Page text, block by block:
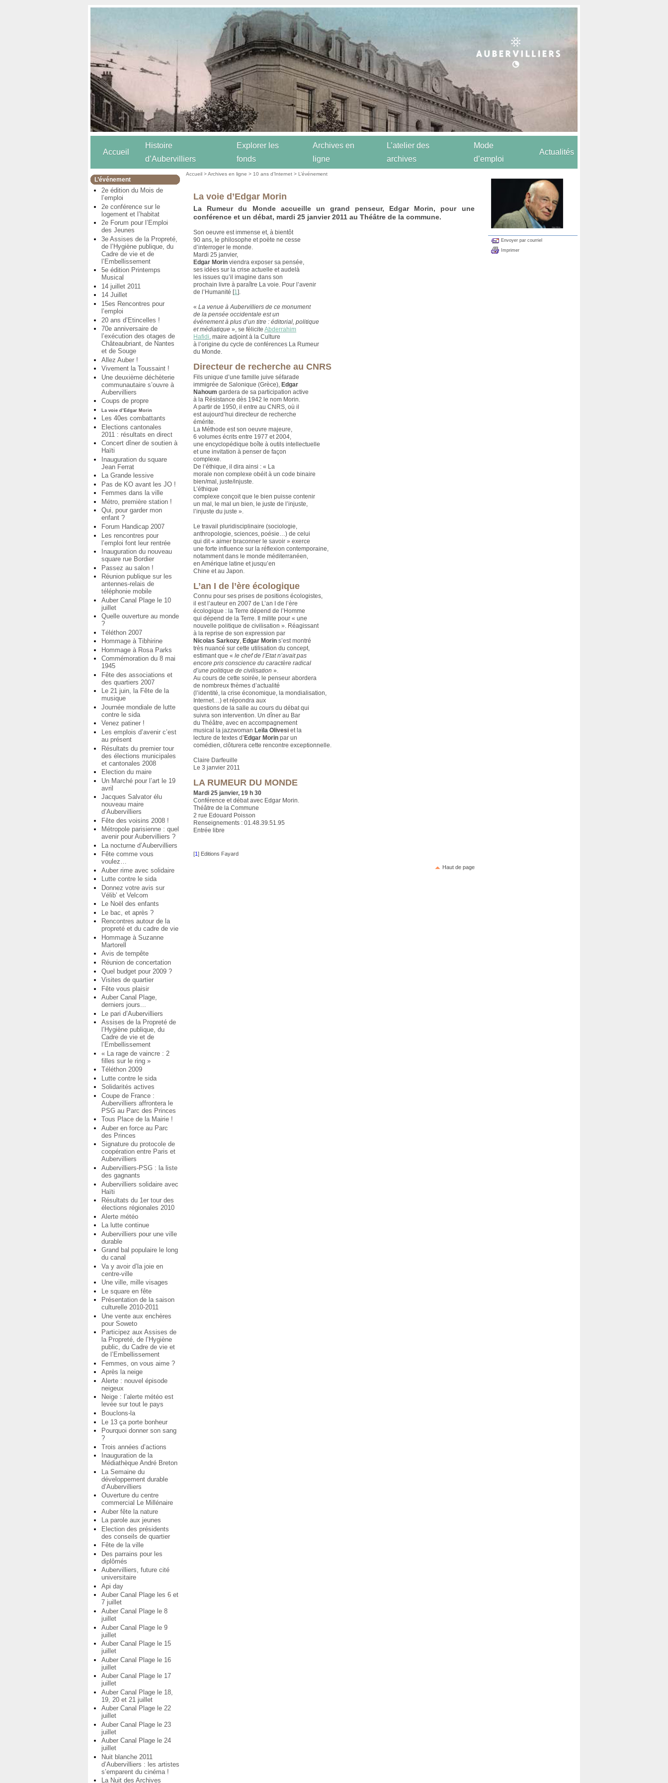
Accueil
Histoire
d’Aubervilliers
Explorer les
fonds
Archives en
ligne
L’atelier des
archives
Mode
d’emploi
Actualités
L’événement
2e édition du Mois de
l’emploi
2e conférence sur le
logement et l’habitat
2e Forum pour l’Emploi
des Jeunes
3e Assises de la Propreté,
de l’Hygiène publique, du
Cadre de vie et de
l’Embellissement
5e édition Printemps
Musical
14 juillet 2011
14 Juillet
15es Rencontres pour
l’emploi
20 ans d’Etincelles !
70e anniversaire de
l’exécution des otages de
Châteaubriant, de Nantes
et de Souge
Allez Auber !
Vivement la Toussaint !
Une deuxième déchèterie
communautaire s’ouvre à
Aubervilliers
Coups de propre
La voie d’Edgar Morin
Les 40es combattants
Elections cantonales
2011 : résultats en direct
Concert dîner de soutien à
Haïti
Inauguration du square
Jean Ferrat
La Grande lessive
Pas de KO avant les JO !
Femmes dans la ville
Métro, première station !
Qui, pour garder mon
enfant ?
Forum Handicap 2007
Les rencontres pour
l’emploi font leur rentrée
Inauguration du nouveau
square rue Bordier
Passez au salon !
Réunion publique sur les
antennes-relais de
téléphonie mobile
Auber Canal Plage le 10
juillet
Quelle ouverture au monde
?
Téléthon 2007
Hommage à Tibhirine
Hommage à Rosa Parks
Commémoration du 8 mai
1945
Fête des associations et
des quartiers 2007
Le 21 juin, la Fête de la
musique
Journée mondiale de lutte
contre le sida
Venez patiner !
Les emplois d’avenir c’est
au présent
Résultats du premier tour
des élections municipales
et cantonales 2008
Election du maire
Un Marché pour l’art le 19
avril
Jacques Salvator élu
nouveau maire
d’Aubervilliers
Fête des voisins 2008 !
Métropole parisienne : quel
avenir pour Aubervilliers ?
La nocturne d’Aubervilliers
Fête comme vous
voulez…
Auber rime avec solidaire
Lutte contre le sida
Donnez votre avis sur
Vélib’ et Velcom
Le Noël des enfants
Le bac, et après ?
Rencontres autour de la
propreté et du cadre de vie
Hommage à Suzanne
Martorell
Avis de tempête
Réunion de concertation
Quel budget pour 2009 ?
Visites de quartier
Fête vous plaisir
Auber Canal Plage,
derniers jours...
Le pari d’Aubervilliers
Assises de la Propreté de
l’Hygiène publique, du
Cadre de vie et de
l’Embellissement
« La rage de vaincre : 2
filles sur le ring »
Téléthon 2009
Lutte contre le sida
Solidarités actives
Coupe de France :
Aubervilliers affrontera le
PSG au Parc des Princes
Tous Place de la Mairie !
Auber en force au Parc
des Princes
Signature du protocole de
coopération entre Paris et
Aubervilliers
Aubervilliers-PSG : la liste
des gagnants
Aubervilliers solidaire avec
Haïti
Résultats du 1er tour des
élections régionales 2010
Alerte météo
La lutte continue
Aubervilliers pour une ville
durable
Grand bal populaire le long
du canal
Va y avoir d’la joie en
centre-ville
Une ville, mille visages
Le square en fête
Présentation de la saison
culturelle 2010-2011
Une vente aux enchères
pour Soweto
Participez aux Assises de
la Propreté, de l’Hygiène
public, du Cadre de vie et
de l’Embellissement
Femmes, on vous aime ?
Après la neige
Alerte : nouvel épisode
neigeux
Neige : l’alerte météo est
levée sur tout le pays
Bouclons-la
Le 13 ça porte bonheur
Pourquoi donner son sang
?
Trois années d’actions
Inauguration de la
Médiathèque André Breton
La Semaine du
développement durable
d’Aubervilliers
Ouverture du centre
commercial Le Millénaire
Auber fête la nature
La parole aux jeunes
Election des présidents
des conseils de quartier
Fête de la ville
Des parrains pour les
diplômés
Aubervilliers, future cité
universitaire
Api day
Auber Canal Plage les 6 et
7 juillet
Auber Canal Plage le 8
juillet
Auber Canal Plage le 9
juillet
Auber Canal Plage le 15
juillet
Auber Canal Plage le 16
juillet
Auber Canal Plage le 17
juillet
Auber Canal Plage le 18,
19, 20 et 21 juillet
Auber Canal Plage le 22
juillet
Auber Canal Plage le 23
juillet
Auber Canal Plage le 24
juillet
Nuit blanche 2011
d’Aubervilliers : les artistes
s’emparent du cinéma !
La Nuit des Archives
Accueil >Archives en ligne > 10 ans d’Internet >L’événement
La voie d’Edgar Morin
La Rumeur du Monde accueille un grand penseur, Edgar Morin, pour une
conférence et un débat, mardi 25 janvier 2011 au Théâtre de la commune.
Son oeuvre est immense et, à bientôt
90 ans, le philosophe et poète ne cesse
d’interroger le monde.
Mardi 25 janvier,
Edgar Morin viendra exposer sa pensée,
ses idées sur la crise actuelle et audelà
les issues qu’il imagine dans son
prochain livre à paraître La voie. Pour l’avenir
de l’Humanité [1].
«La venue à Aubervilliers de ce monument
de la pensée occidentale est un
événement à plus d’un titre : éditorial, politique
et médiatique », se féliciteAbderrahim
Hafidi, maire adjoint à la Culture
à l’origine du cycle de conférences La Rumeur
du Monde.
Directeur de recherche au CNRS
Fils unique d’une famille juive séfarade
immigrée de Salonique (Grèce),Edgar
Nahoum gardera de sa participation active
à la Résistance dès 1942 le nom Morin.
A partir de 1950, il entre au CNRS, où il
est aujourd’hui directeur de recherche
émérite.
La Méthode est son oeuvre majeure,
6 volumes écrits entre 1977 et 2004,
une encyclopédique boîte à outils intellectuelle
et une invitation à penser de façon
complexe.
De l’éthique, il dira ainsi : « La
morale non complexe obéit à un code binaire
bien/mal, juste/injuste.
L’éthique
complexe conçoit que le bien puisse contenir
un mal, le mal un bien, le juste de l’injuste,
l’injuste du juste ».
Le travail pluridisciplinaire (sociologie,
anthropologie, sciences, poésie…) de celui
qui dit « aimer braconner le savoir » exerce
une forte influence sur la réflexion contemporaine,
notamment dans le monde méditerranéen,
en Amérique latine et jusqu’en
Chine et au Japon.
L’an I de l’ère écologique
Connu pour ses prises de positions écologistes,
il est l’auteur en 2007 de L’an I de l’ère
écologique : la Terre dépend de l’Homme
qui dépend de la Terre. Il milite pour « une
nouvelle politique de civilisation ». Réagissant
à la reprise de son expression par
Nicolas Sarkozy, Edgar Morin s’est montré
très nuancé sur cette utilisation du concept,
estimant que «le chef de l’Etat n’avait pas
encore pris conscience du caractère radical
d’une politique de civilisation ».
Au cours de cette soirée, le penseur abordera
de nombreux thèmes d’actualité
(l’identité, la crise économique, la mondialisation,
Internet…) et répondra aux
questions de la salle au cours du débat qui
suivra son intervention. Un dîner au Bar
du Théâtre, avec en accompagnement
musical la jazzwoman Leïla Olivesi et la
lecture de textes d’ Edgar Morin par un
comédien, clôturera cette rencontre exceptionnelle.
Claire Darfeuille
Le 3 janvier 2011
LA RUMEUR DU MONDE
Mardi 25 janvier, 19 h 30
Conférence et débat avec Edgar Morin.
Théâtre de la Commune
2 rue Edouard Poisson
Renseignements : 01.48.39.51.95
Entrée libre
[1] Editions Fayard
Haut de page
Envoyer par courriel
Imprimer